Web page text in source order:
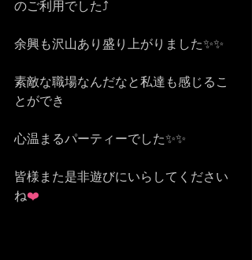
のご利用でした⤴️
余興も沢山あり盛り上がりました✨✨
素敵な職場なんだなと私達も感じるこ
とができ
心温まるパーティーでした✨✨
皆様また是非遊びにいらしてください
ね❤️